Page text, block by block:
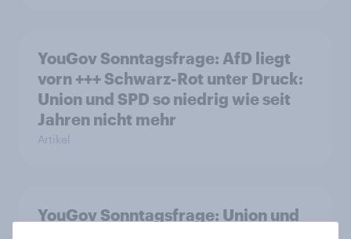
YouGov Sonntagsfrage: AfD liegt
vorn +++ Schwarz-Rot unter Druck:
Union und SPD so niedrig wie seit
Jahren nicht mehr
Artikel
YouGov Sonntagsfrage: Union und